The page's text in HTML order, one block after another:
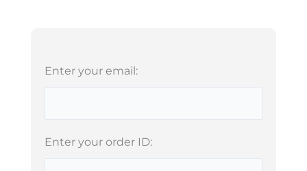
Enter your email:
Enter your order ID: